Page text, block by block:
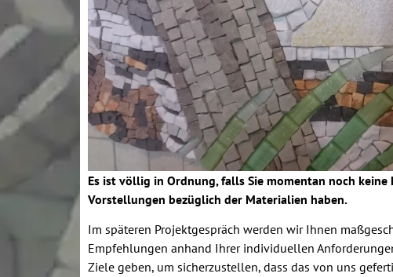
Es ist völlig in Ordnung, falls Sie momentan noch keine
Vorstellungen bezüglich der Materialien haben.
Im späteren Projektgespräch werden wir Ihnen
Empfehlungen anhand Ihrer individuellen
Ziele geben, um sicherzustellen, dass das von uns